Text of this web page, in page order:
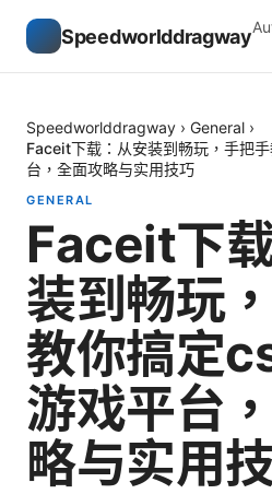
Speedworlddragway
Speedworlddragway › General ›
Faceit下载：从安装到畅玩，手把
台，全面攻略与实用技巧
GENERAL
Faceit下
装到畅玩
教你搞定
游戏平台
略与实用